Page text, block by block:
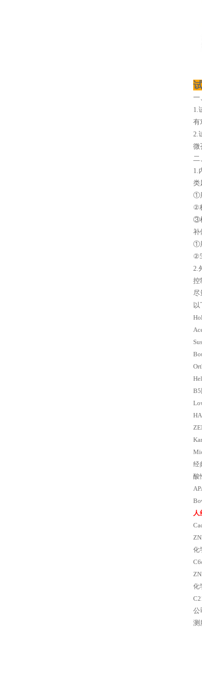
一
1.
有
2.
微
二
1.
类
①
②
③
补
①
2.
控
尽
以
经
酸
人
化
化
公
测